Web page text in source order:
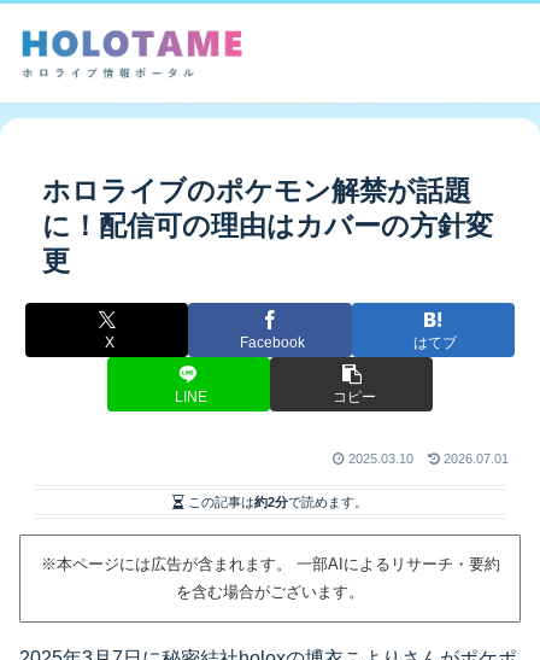
ホロライブのポケモン解禁が話題
に！配信可の理由はカバーの方針変
更
X Facebook はてブ
LINE コピー
2025.03.10 2026.07.01
この記事は約2分で読めます。
※本ページには広告が含まれます。 一部AIによるリサーチ・要約
を含む場合がございます。